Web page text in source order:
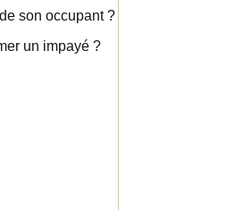
son occupant ?
un impayé ?